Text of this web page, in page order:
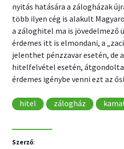
nyitás hatására a zálogházak
több ilyen cég is alakult
a záloghitel ma is jövedelmező
érdemes itt is elmondani, a
jelenthet pénzzavar esetén, de
hitelfelvétel esetén,
érdemes igénybe venni ezt az
hitel zálogház
Szerző: